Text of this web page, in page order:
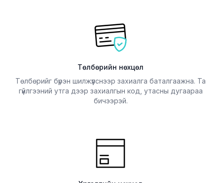
Төлбөрийн нөхцөл
Төлбөрийг бүрэн шилжүүлснээр захиалга баталгаажна. Та
гүйлгээний утга дээр захиалгын код, утасны дугаараа
бичээрэй.